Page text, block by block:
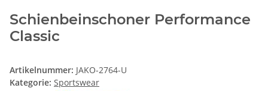
Schienbeinschoner Performance
Classic
Artikelnummer: JAKO-2764-U
Kategorie: Sportswear